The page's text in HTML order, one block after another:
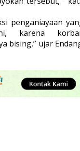
penganiayaan
karena
bising,” ujar